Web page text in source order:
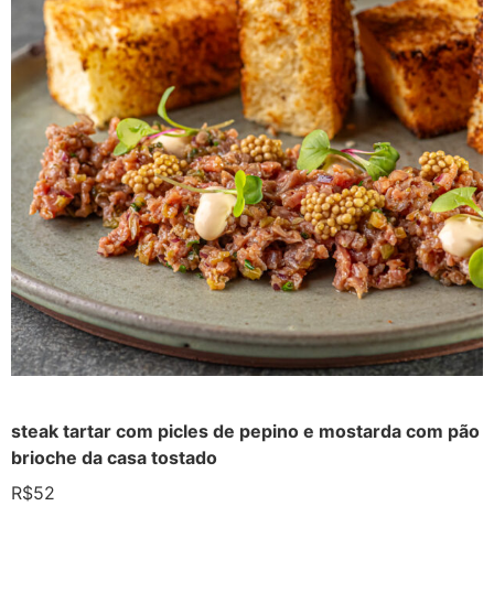
steak tartar com picles de pepino e mostarda com pão
brioche da casa tostado
R$52